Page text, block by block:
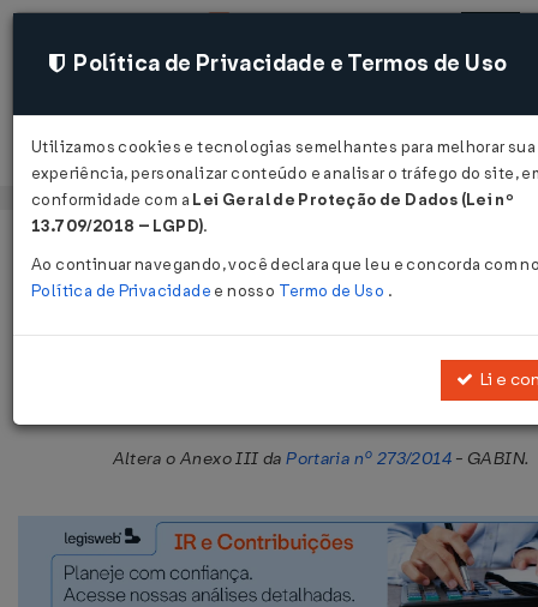
Acessar
Publicado no DOE - MA em 1 abr 2020
Altera o Anexo III daPortaria nº 273/2014- GABIN.
Política de Privacidade e Termos de Uso
Utilizamos cookies e tecnologias semelhantes para melhorar sua
experiência, personalizar conteúdo e analisar o tráfego do site,
conformidade com a Lei Geral de Proteção de Dados (Lei nº
13.709/2018 – LGPD).
Ao continuar navegando, você declara que leu e concorda com
Política de Privacidade e nosso Termo de Uso .
Li e